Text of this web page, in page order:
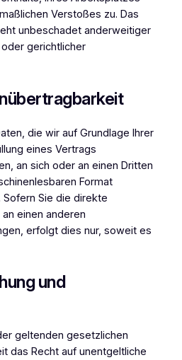
Verstoßes zu. Das
unbeschadet anderweitiger
gerichtlicher
die wir auf Grundlage Ihrer
eines Vertrags
an sich oder an einen Dritten
Format
Sofern Sie die direkte
einen anderen
erfolgt dies nur, soweit es
und
geltenden gesetzlichen
das Recht auf unentgeltliche